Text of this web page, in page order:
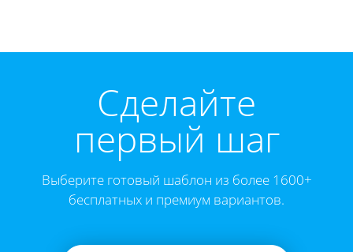
Cделайте
первый шаг
Выберите готовый шаблон из более 1600+
бесплатных и премиум вариантов.